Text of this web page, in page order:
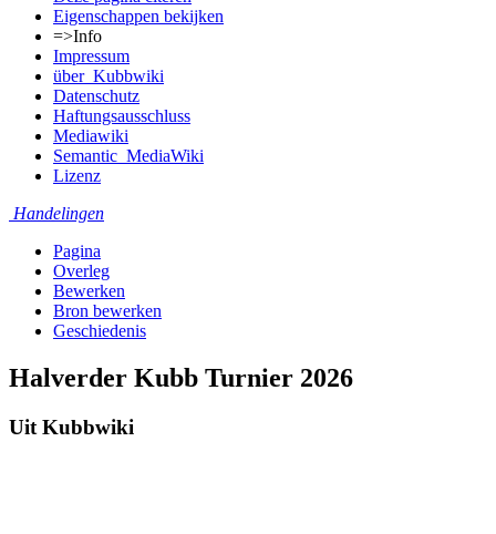
Eigenschappen bekijken
=>Info
Impressum
über_Kubbwiki
Datenschutz
Haftungsausschluss
Mediawiki
Semantic_MediaWiki
Lizenz
Handelingen
Pagina
Overleg
Bewerken
Bron bewerken
Geschiedenis
Halverder Kubb Turnier 2026
Uit Kubbwiki